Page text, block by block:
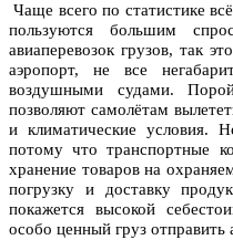
Чаще всего по статистике
пользуются большим
авиаперевозок грузов, так
аэропорт, не все
воздушными судами.
позволяют самолётам
и климатические условия.
потому что транспортные
хранение товаров на
погрузку и доставку
покажется высокой
особо ценный груз отправить